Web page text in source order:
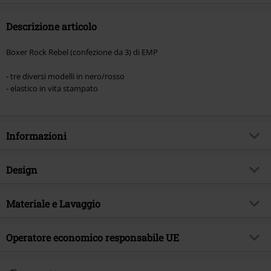
Descrizione articolo
Boxer Rock Rebel (confezione da 3) di EMP
- tre diversi modelli in nero/rosso
- elastico in vita stampato
Informazioni
Codice articolo
Brand
Tema
Basic, Abbigliamento Rock, Regali
Design
Tipologia prodotto
Dettagli
Set di 3 pezzi
Materiale e Lavaggio
Materiale esterno
95% cotone, 5% spandex
Operatore economico responsabile UE